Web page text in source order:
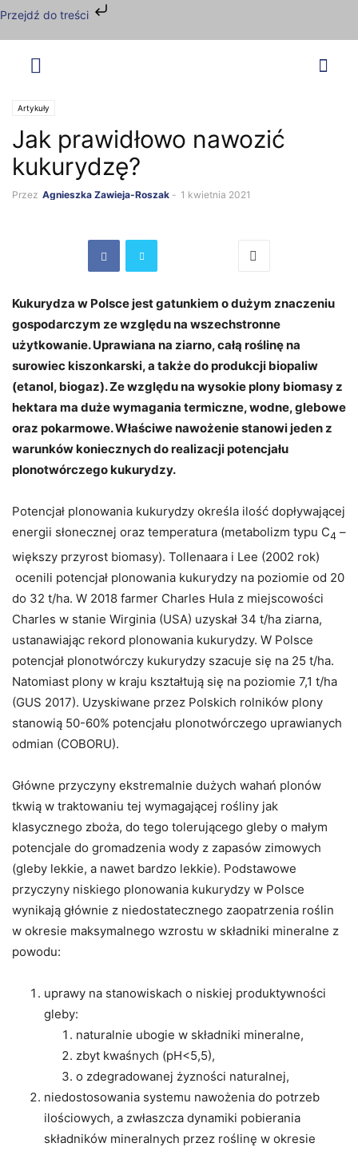
Przejdź do treści
Artykuły
Jak prawidłowo nawozić
kukurydzę?
Przez Agnieszka Zawieja-Roszak - 1 kwietnia 2021
Kukurydza w Polsce jest gatunkiem o dużym znaczeniu
gospodarczym ze względu na wszechstronne
użytkowanie. Uprawiana na ziarno, całą roślinę na
surowiec kiszonkarski, a także do produkcji biopaliw
(etanol, biogaz). Ze względu na wysokie plony biomasy z
hektara ma duże wymagania termiczne, wodne, glebowe
oraz pokarmowe. Właściwe nawożenie stanowi jeden z
warunków koniecznych do realizacji potencjału
plonotwórczego kukurydzy.
Potencjał plonowania kukurydzy określa ilość dopływającej
energii słonecznej oraz temperatura (metabolizm typu C4 –
większy przyrost biomasy). Tollenaara i Lee (2002 rok)
ocenili potencjał plonowania kukurydzy na poziomie od 20
do 32 t/ha. W 2018 farmer Charles Hula z miejscowości
Charles w stanie Wirginia (USA) uzyskał 34 t/ha ziarna,
ustanawiając rekord plonowania kukurydzy. W Polsce
potencjał plonotwórczy kukurydzy szacuje się na 25 t/ha.
Natomiast plony w kraju kształtują się na poziomie 7,1 t/ha
(GUS 2017). Uzyskiwane przez Polskich rolników plony
stanowią 50-60% potencjału plonotwórczego uprawianych
odmian (COBORU).
Główne przyczyny ekstremalnie dużych wahań plonów
tkwią w traktowaniu tej wymagającej rośliny jak
klasycznego zboża, do tego tolerującego gleby o małym
potencjale do gromadzenia wody z zapasów zimowych
(gleby lekkie, a nawet bardzo lekkie). Podstawowe
przyczyny niskiego plonowania kukurydzy w Polsce
wynikają głównie z niedostatecznego zaopatrzenia roślin
w okresie maksymalnego wzrostu w składniki mineralne z
powodu:
uprawy na stanowiskach o niskiej produktywności
gleby:
naturalnie ubogie w składniki mineralne,
zbyt kwaśnych (pH<5,5),
o zdegradowanej żyzności naturalnej,
niedostosowania systemu nawożenia do potrzeb
ilościowych, a zwłaszcza dynamiki pobierania
składników mineralnych przez roślinę w okresie